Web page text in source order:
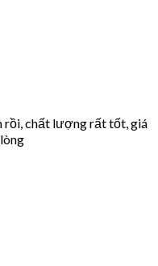
rồi, chất lượng rất tốt, giá